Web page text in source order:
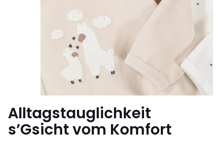
Alltagstauglichkeit
s’Gsicht vom Komfort